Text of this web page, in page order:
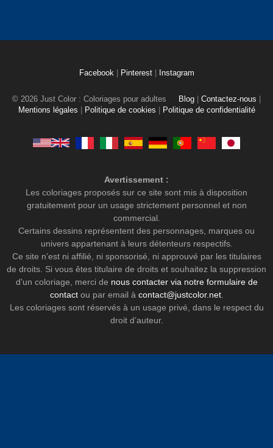
Facebook Pinterest Instagram
© 2026 Just Color : Coloriages pour adultes Blog Contactez-nous
Mentions légales
Politique de cookies Politique de confidentialité
Avertissement :
Les coloriages proposés sur ce site sont mis à disposition
gratuitement pour un usage strictement personnel et non
commercial.
Certains dessins représentent des personnages, marques ou
univers appartenant à leurs détenteurs respectifs.
Ce site n’est ni affilié, ni sponsorisé, ni approuvé par les titulaires
de droits. Si vous êtes titulaire de droits et souhaitez la suppression
d'un coloriage, merci de nous contacter via notre formulaire de
contactou par email à contact@justcolor.net.
Les coloriages sont réservés à un usage privé, dans le respect du
droit d’auteur.